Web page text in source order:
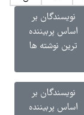
نویسندگان بر
اساس پربیننده
ترین نوشته ها
نویسندگان بر
اساس پربیننده